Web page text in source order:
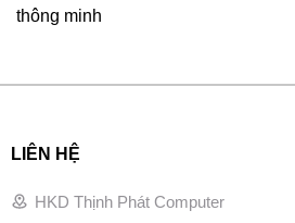
thông minh
LIÊN HỆ
HKD Thịnh Phát Computer